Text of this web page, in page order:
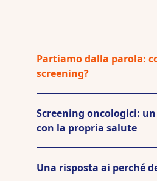
Partiamo dalla parola:
screening?
Screening oncologici:
con la propria salute
Una risposta ai perché